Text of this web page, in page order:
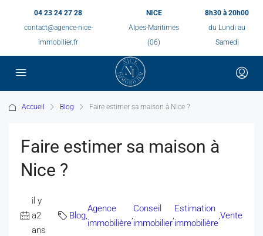
04 23 24 27 28
contact@agence-nice-
immobilier.fr
NICE
Alpes-Maritimes
(06)
8h30 à 20h00
du Lundi au
Samedi
Accueil Blog Faire estimer sa maison à Nice ?
Faire estimer sa maison à
Nice ?
il y
a2
ans
Blog,
Agence
immobilière
,
Conseil
immobilier
,
Estimation
immobilière
,Vente